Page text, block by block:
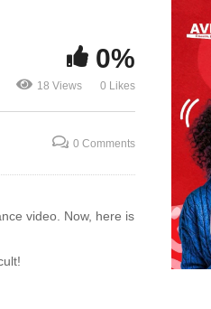
celestial
Jamais Seul
0%
18 Views 0 Likes
0 Comments
video. Now, here is